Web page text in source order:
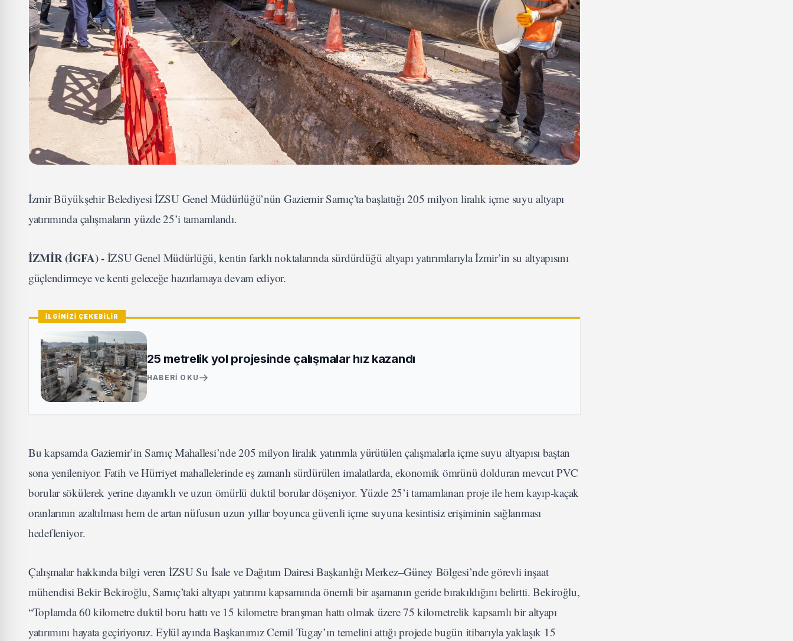
İzmir Büyükşehir Belediyesi İZSU Genel Müdürlüğü’nün Gaziemir Sarnıç’ta başlattığı 205 milyon liralık içme suyu altyapı
yatırımında çalışmaların yüzde 25’i tamamlandı.
İZMİR (İGFA) - İZSU Genel Müdürlüğü, kentin farklı noktalarında sürdürdüğü altyapı yatırımlarıyla İzmir’in su altyapısını
güçlendirmeye ve kenti geleceğe hazırlamaya devam ediyor.
İLGİNİZİ ÇEKEBİLİR
25 metrelik yol projesinde çalışmalar hız kazandı
HABERI OKU
Bu kapsamda Gaziemir’in Sarnıç Mahallesi’nde 205 milyon liralık yatırımla yürütülen çalışmalarla içme suyu altyapısı baştan
sona yenileniyor. Fatih ve Hürriyet mahallelerinde eş zamanlı sürdürülen imalatlarda, ekonomik ömrünü dolduran mevcut PVC
borular sökülerek yerine dayanıklı ve uzun ömürlü duktil borular döşeniyor. Yüzde 25’i tamamlanan proje ile hem kayıp-kaçak
oranlarının azaltılması hem de artan nüfusun uzun yıllar boyunca güvenli içme suyuna kesintisiz erişiminin sağlanması
hedefleniyor.
Çalışmalar hakkında bilgi veren İZSU Su İsale ve Dağıtım Dairesi Başkanlığı Merkez–Güney Bölgesi’nde görevli inşaat
mühendisi Bekir Bekiroğlu, Sarnıç’taki altyapı yatırımı kapsamında önemli bir aşamanın geride bırakıldığını belirtti. Bekiroğlu,
“Toplamda 60 kilometre duktil boru hattı ve 15 kilometre branşman hattı olmak üzere 75 kilometrelik kapsamlı bir altyapı
yatırımını hayata geçiriyoruz. Eylül ayında Başkanımız Cemil Tugay’ın temelini attığı projede bugün itibarıyla yaklaşık 15